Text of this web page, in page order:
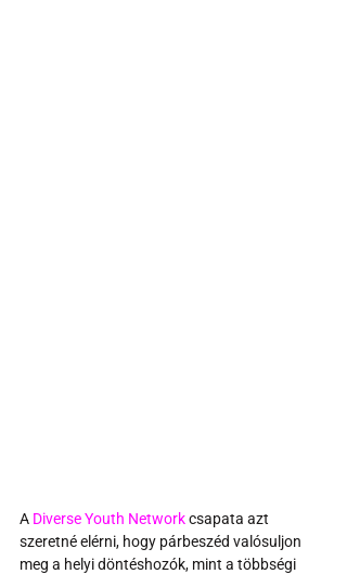
A Diverse Youth Network csapata azt
szeretné elérni, hogy párbeszéd valósuljon
meg a helyi döntéshozók, mint a többségi